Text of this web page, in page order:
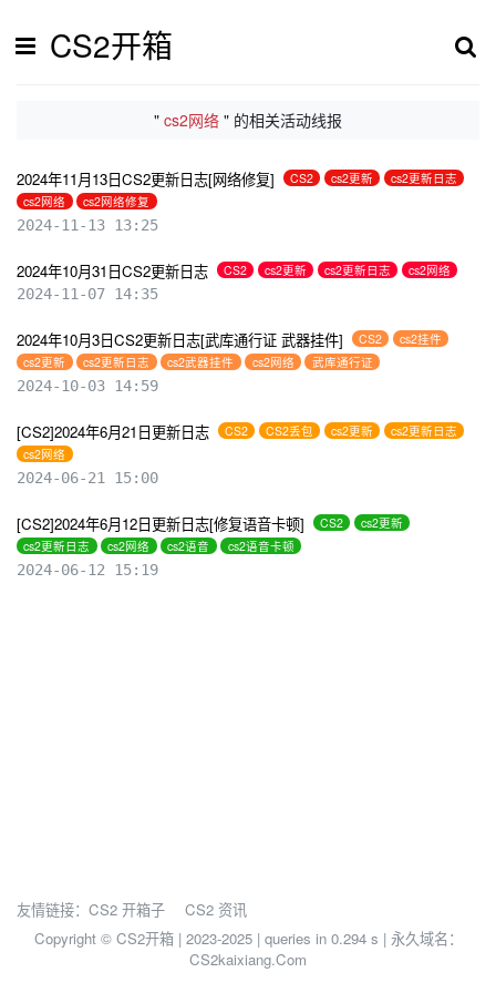
CS2开箱
" cs2网络 " 的相关活动线报
2024年11月13日CS2更新日志[网络修复] CS2 cs2更新
cs2更新日志
cs2网络
cs2网络修复
2024-11-13 13:25
2024年10月31日CS2更新日志 CS2 cs2更新 cs2更新日志 cs2网络
2024-11-07 14:35
2024年10月3日CS2更新日志[武库通行证 武器挂件] CS2
cs2挂件
cs2更新
cs2更新日志 cs2武器挂件 cs2网络 武库通行证
2024-10-03 14:59
[CS2]2024年6月21日更新日志 CS2 CS2丢包 cs2更新
cs2更新日志
cs2网络
2024-06-21 15:00
[CS2]2024年6月12日更新日志[修复语音卡顿] CS2
cs2更新
cs2更新日志
cs2网络 cs2语音 cs2语音卡顿
2024-06-12 15:19
友情链接： CS2 开箱子
CS2 资讯
Copyright © CS2开箱 | 2023-2025 | queries in 0.294 s | 永久域名：
CS2kaixiang.Com